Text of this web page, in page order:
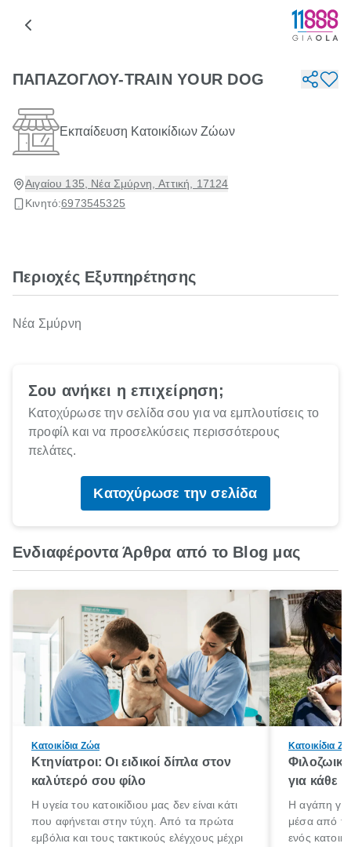
ΠΑΠΑΖΟΓΛΟΥ-TRAIN YOUR DOG
Εκπαίδευση Κατοικίδιων Ζώων
Αιγαίου 135, Νέα Σμύρνη, Αττική, 17124
Κινητό:6973545325
Περιοχές Εξυπηρέτησης
Νέα Σμύρνη
Σου ανήκει η επιχείρηση;
Κατοχύρωσε την σελίδα σου για να εμπλουτίσεις το
προφίλ και να προσελκύσεις περισσότερους
πελάτες.
Κατοχύρωσε την σελίδα
Ενδιαφέροντα Άρθρα από το Blog μας
Κατοικίδια Ζώα
Κτηνίατροι: Οι ειδικοί δίπλα στον
καλύτερό σου φίλο
Η υγεία του κατοικίδιου μας δεν είναι κάτι
που αφήνεται στην τύχη. Από τα πρώτα
εμβόλια και τους τακτικούς ελέγχους μέχρι
Κατοικίδια
για κάθε
Η αγάπη
μέσα από
ενός